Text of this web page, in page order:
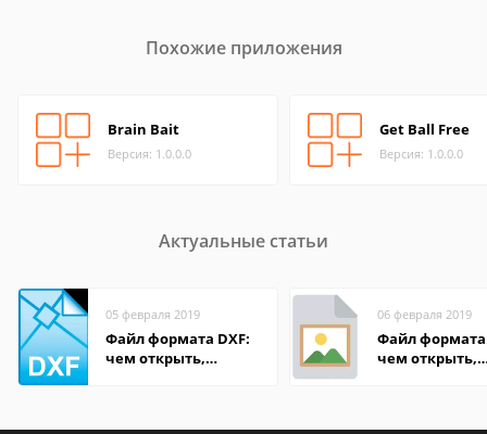
Похожие приложения
Brain Bait
Версия: 1.0.0.0
Get Ball Free
Версия: 1.0.0.0
Актуальные статьи
05 февраля 2019
Файл формата DXF:
чем открыть,
06 февраля 2019
Файл формата
чем открыть,